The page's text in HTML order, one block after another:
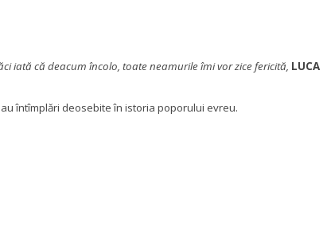
iată că deacum încolo, toate neamurile îmi vor zice fericită, LUCA
întîmplări deosebite în istoria poporului evreu.